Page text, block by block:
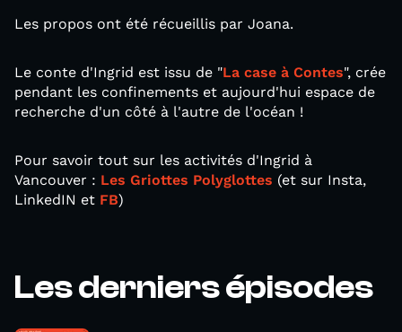
Les propos ont été récueillis par Joana.
Le conte d'Ingrid est issu de "La case à Contes", crée
pendant les confinements et aujourd'hui espace de
recherche d'un côté à l'autre de l'océan !
Pour savoir tout sur les activités d'Ingrid à
Vancouver : Les Griottes Polyglottes (et sur Insta,
LinkedIN et FB)
Les derniers épisodes